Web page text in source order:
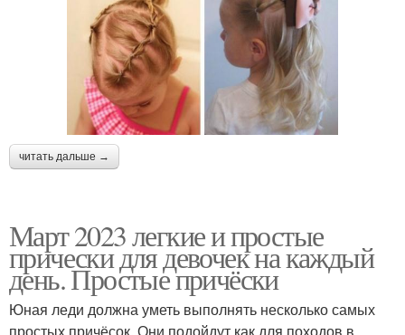
читать дальше →
Март 2023 легкие и простые
прически для девочек на каждый
день. Простые причёски
Юная леди должна уметь выполнять несколько самых